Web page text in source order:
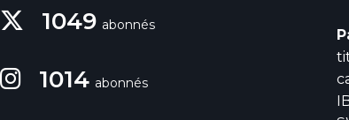
1049 abonnés
1014 abonnés